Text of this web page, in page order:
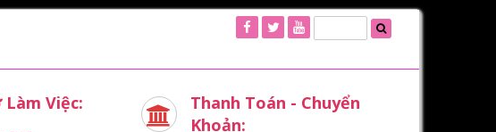
Việc:
Thanh Toán - Chuyển
Khoản: